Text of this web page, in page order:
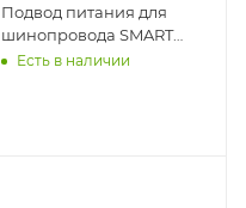
Подвод питания для
шинопровода SMART
черный
Есть в наличии